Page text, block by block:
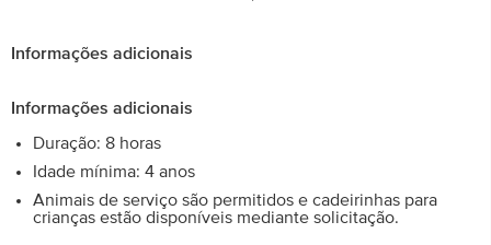
Informações adicionais
Informações adicionais
Duração: 8 horas
Idade mínima: 4 anos
Animais de serviço são permitidos e cadeirinhas para
crianças estão disponíveis mediante solicitação.